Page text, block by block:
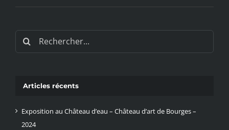
Rechercher:
Articles récents
Exposition au Château d’eau – Château d’art de Bourges –
2024